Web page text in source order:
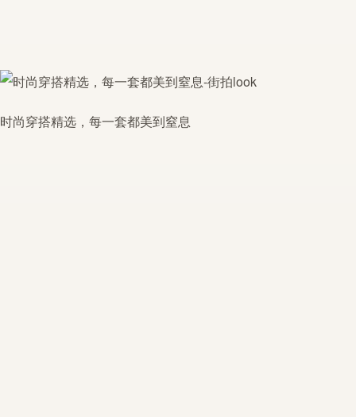
时尚穿搭精选，每一套都美到窒息